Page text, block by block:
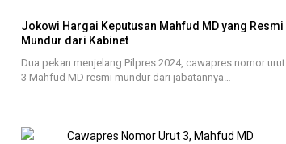
Jokowi Hargai Keputusan Mahfud MD yang Resmi
Mundur dari Kabinet
Dua pekan menjelang Pilpres 2024, cawapres nomor urut
3 Mahfud MD resmi mundur dari jabatannya…